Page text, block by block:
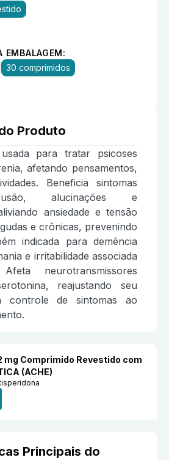
EMBALAGEM:
30 comprimidos
Produto
para tratar psicoses
afetando pensamentos,
Beneficia sintomas
alucinações e
ansiedade e tensão
e crônicas, prevenindo
indicada para demência
e irritabilidade associada
neurotransmissores
reajustando seu
controle de sintomas ao
mg Comprimido Revestido com
(ACHE)
Principais do